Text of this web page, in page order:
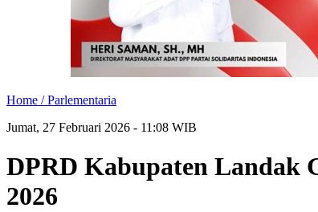
Home /Parlementaria
Jumat, 27 Februari 2026 - 11:08 WIB
DPRD Kabupaten Landak
2026